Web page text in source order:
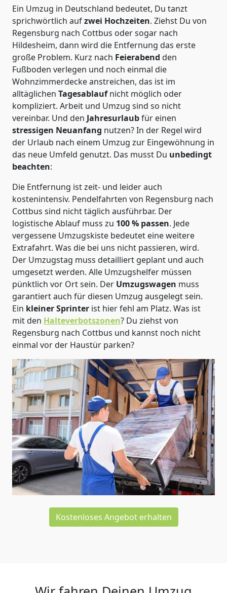
Ein Umzug in Deutschland bedeutet, Du tanzt
sprichwörtlich aufzwei Hochzeiten. Ziehst Du von
Regensburg nach Cottbus oder sogar nach
Hildesheim, dann wird die Entfernung das erste
große Problem. Kurz nach Feierabend den
Fußboden verlegen und noch einmal die
Wohnzimmerdecke anstreichen, das ist im
alltäglichen Tagesablaufnicht möglich oder
kompliziert. Arbeit und Umzug sind so nicht
vereinbar. Und den Jahresurlaubfür einen
stressigen Neuanfang nutzen? In der Regel wird
der Urlaub nach einem Umzug zur Eingewöhnung in
das neue Umfeld genutzt. Das musst Du unbedingt
beachten:
Die Entfernung ist zeit- und leider auch
kostenintensiv. Pendelfahrten von Regensburg nach
Cottbus sind nicht täglich ausführbar. Der
logistische Ablauf muss zu 100 % passen. Jede
vergessene Umzugskiste bedeutet eine weitere
Extrafahrt. Was die bei uns nicht passieren, wird.
Der Umzugstag muss detailliert geplant und auch
umgesetzt werden. Alle Umzugshelfer müssen
pünktlich vor Ort sein. Der Umzugswagen muss
garantiert auch für diesen Umzug ausgelegt sein.
Ein kleiner Sprinter ist hier fehl am Platz. Was ist
mit den Halteverbotszonen? Du ziehst von
Regensburg nach Cottbus und kannst noch nicht
einmal vor der Haustür parken?
Kostenloses Angebot erhalten